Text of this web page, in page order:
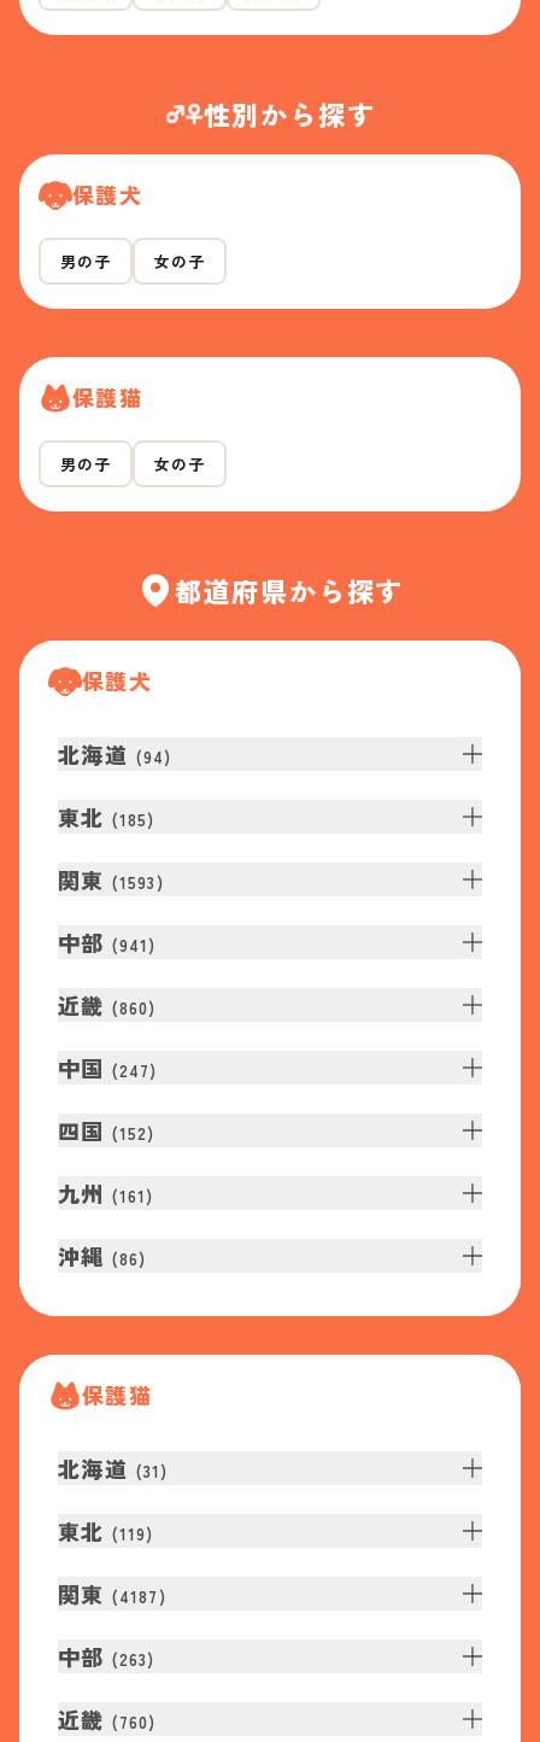
性別から探す
保護犬
男の子 女の子
保護猫
男の子 女の子
都道府県から探す
保護犬
北海道 (94)
東北 (185)
関東 (1593 )
中部 (941 )
近畿 (860)
中国 (247)
四国 (152)
九州 (161 )
沖縄 (86)
保護猫
北海道 (31 )
東北 (119)
関東 (4187 )
中部 (263)
近畿 (760)